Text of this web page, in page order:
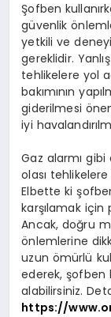
Şofben
güvenlik
yetkili ve
gereklidir.
tehlikelere yol
bakımının
giderilmesi
iyi
Gaz alarmı
olası
Elbette ki
karşılamak
Ancak, doğru
önlemlerine
uzun ömürlü
ederek, şofben
alabilirsiniz.
https://